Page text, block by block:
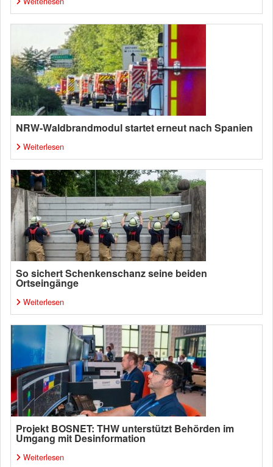
NRW-Waldbrandmodul startet erneut nach Spanien
Weiterlesen
So sichert Schenkenschanz seine beiden
Ortseingänge
Weiterlesen
Projekt BOSNET: THW unterstützt Behörden im
Umgang mit Desinformation
Weiterlesen